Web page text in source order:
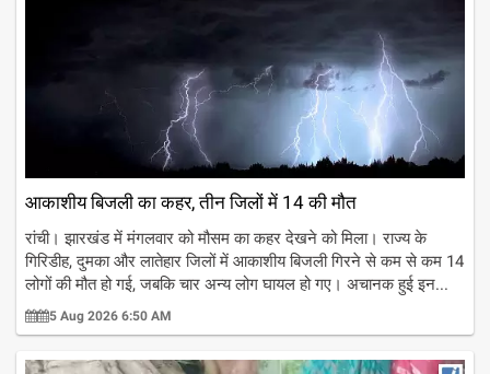
आकाशीय बिजली का कहर, तीन जिलों में 14 की मौत
रांची। झारखंड में मंगलवार को मौसम का कहर देखने को मिला। राज्य के
गिरिडीह, दुमका और लातेहार जिलों में आकाशीय बिजली गिरने से कम से कम 14
लोगों की मौत हो गई, जबकि चार अन्य लोग घायल हो गए। अचानक हुई इन...
5 Aug 2026 6:50 AM